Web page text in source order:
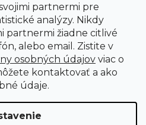
partnermi pre
analýzy. Nikdy
partnermi žiadne citlivé
alebo email. Zistite v
osobných údajov viac o
kontaktovať a ako
údaje.